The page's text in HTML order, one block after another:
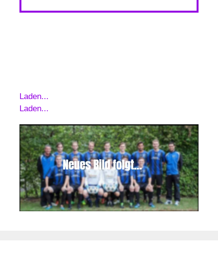
Laden...
Laden...